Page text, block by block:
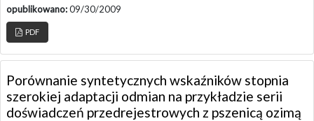
opublikowano:09/30/2009
PDF
Porównanie syntetycznych wskaźników stopnia
szerokiej adaptacji odmian na przykładzie serii
doświadczeń przedrejestrowych z pszenicą ozimą